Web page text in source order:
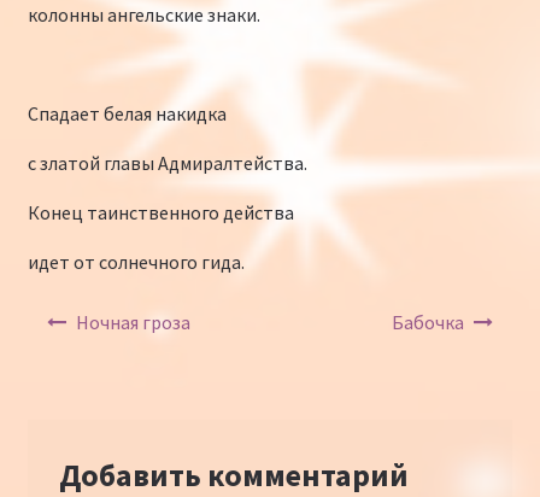
колонны ангельские знаки.
Спадает белая накидка
с златой главы Адмиралтейства.
Конец таинственного действа
идет от солнечного гида.
Навигация по записям
Ночная гроза Бабочка
Добавить комментарий